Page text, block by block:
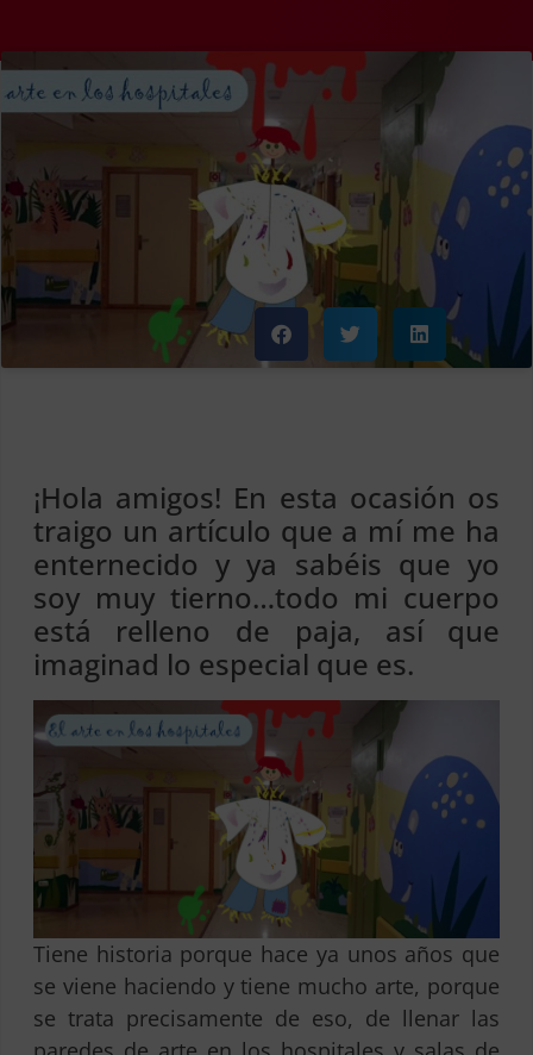
¡Hola amigos! En esta ocasión os
traigo un artículo que a mí me ha
enternecido y ya sabéis que yo
soy muy tierno…todo mi cuerpo
está relleno de paja, así que
imaginad lo especial que es.
Tiene historia porque hace ya unos años que
se viene haciendo y tiene mucho arte, porque
se trata precisamente de eso, de llenar las